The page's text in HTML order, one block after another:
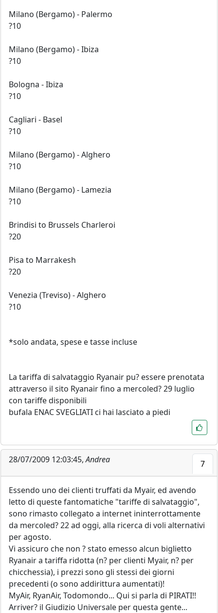
Milano (Bergamo) - Palermo
?10
Milano (Bergamo) - Ibiza
?10
Bologna - Ibiza
?10
Cagliari - Basel
?10
Milano (Bergamo) - Alghero
?10
Milano (Bergamo) - Lamezia
?10
Brindisi to Brussels Charleroi
?20
Pisa to Marrakesh
?20
Venezia (Treviso) - Alghero
?10
*solo andata, spese e tasse incluse
La tariffa di salvataggio Ryanair pu? essere prenotata
attraverso il sito Ryanair fino a mercoled? 29 luglio
con tariffe disponibili
bufala ENAC SVEGLIATI ci hai lasciato a piedi
28/07/2009 12:03:45,Andrea 7
Essendo uno dei clienti truffati da Myair, ed avendo
letto di queste fantomatiche "tariffe di salvataggio",
sono rimasto collegato a internet ininterrottamente
da mercoled? 22 ad oggi, alla ricerca di voli alternativi
per agosto.
Vi assicuro che non ? stato emesso alcun biglietto
Ryanair a tariffa ridotta (n? per clienti Myair, n? per
chicchessia), i prezzi sono gli stessi dei giorni
precedenti (o sono addirittura aumentati)!
MyAir, RyanAir, Todomondo... Qui si parla di PIRATI!!
Arriver? il Giudizio Universale per questa gente...